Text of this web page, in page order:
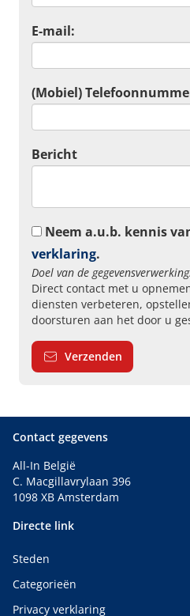
E-mail:
(Mobiel)
Bericht
Neem a.u.b. kennis
verklaring.
Doel van de
Direct contact met u
diensten verbeteren,
doorsturen aan het door u
Verzenden
Contact gegevens
All-In België
C. Macgillavrylaan 396
1098 XB Amsterdam
Directe link
Steden
Categorieën
Privacy verklaring